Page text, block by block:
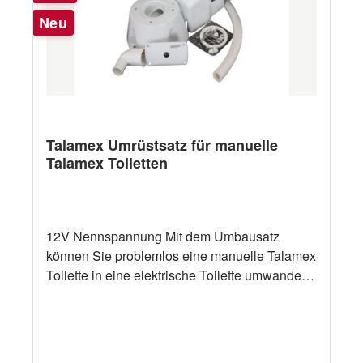
Stange und O-Ring 8 80115129 Jokervalve 9
80115150 Ersatzteilkit für manuelle Toilette
(Dichtung) 10 80115151 Ersatzpumpe für
manuelle Toilette 11 80115156 Discharge-
Neu
Talamex Umrüstsatz für manuelle
Talamex Toiletten
12V Nennspannung Mit dem Umbausatz
können Sie problemlos eine manuelle Talamex
Toilette in eine elektrische Toilette umwandeln.